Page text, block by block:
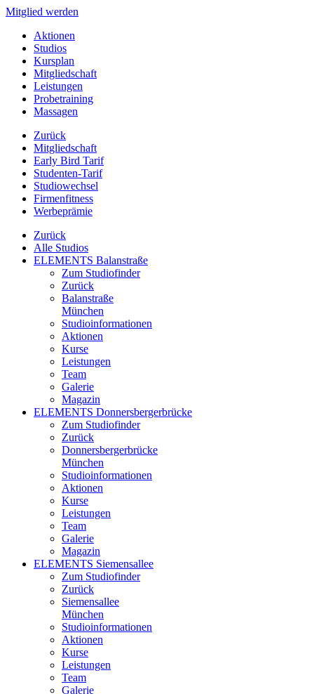
Mitglied werden
Aktionen
Studios
Kursplan
Mitgliedschaft
Leistungen
Probetraining
Massagen
Zurück
Mitgliedschaft
Early Bird Tarif
Studenten-Tarif
Studiowechsel
Firmenfitness
Werbeprämie
Zurück
Alle Studios
ELEMENTS Balanstraße
Zum Studiofinder
Zurück
Balan­straße
München
Studioinformationen
Aktionen
Kurse
Leistungen
Team
Galerie
Magazin
ELEMENTS Donnersbergerbrücke
Zum Studiofinder
Zurück
Donners­berger­brücke
München
Studioinformationen
Aktionen
Kurse
Leistungen
Team
Galerie
Magazin
ELEMENTS Siemensallee
Zum Studiofinder
Zurück
Siemens­allee
München
Studioinformationen
Aktionen
Kurse
Leistungen
Team
Galerie